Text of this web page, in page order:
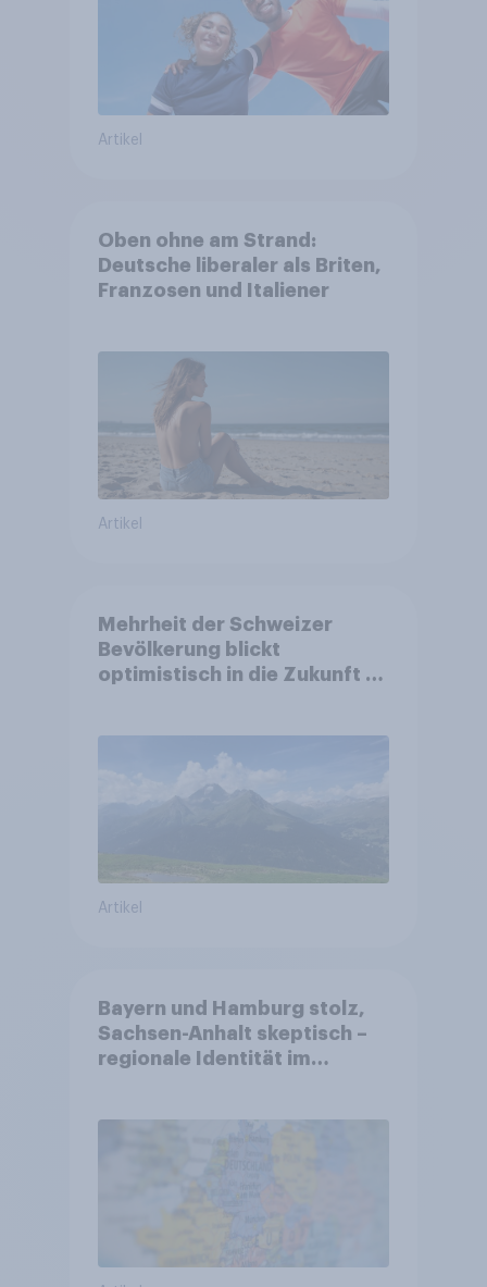
Artikel
Oben ohne am Strand:
Deutsche liberaler als Briten,
Franzosen und Italiener
Artikel
Mehrheit der Schweizer
Bevölkerung blickt
optimistisch in die Zukunft –
Altersvorsorge
Artikel
Bayern und Hamburg stolz,
Sachsen-Anhalt skeptisch –
regionale Identität im